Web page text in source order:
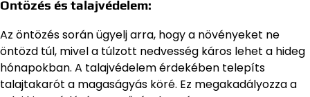
Öntözés és talajvédelem:
Az öntözés során ügyelj arra, hogy a növényeket ne
öntözd túl, mivel a túlzott nedvesség káros lehet a hideg
hónapokban. A talajvédelem érdekében telepíts
talajtakarót a magaságyás köré. Ez megakadályozza a